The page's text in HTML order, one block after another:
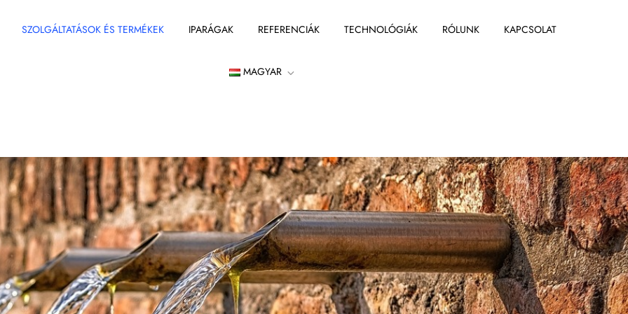
SZOLGÁLTATÁSOK ÉS TERMÉKEK IPARÁGAK REFERENCIÁK TECHNOLÓGIÁK RÓLUNK KAPCSOLAT
MAGYAR